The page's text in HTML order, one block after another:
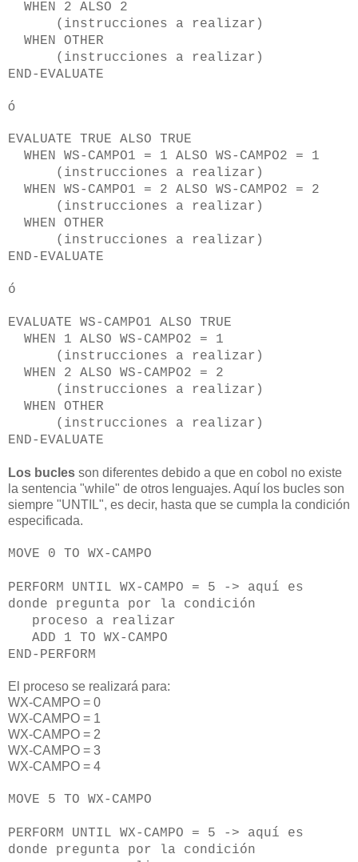
WHEN 2 ALSO 2
(instrucciones a realizar)
WHEN OTHER
(instrucciones a realizar)
END-EVALUATE
ó
EVALUATE TRUE ALSO TRUE
WHEN WS-CAMPO1 = 1 ALSO WS-CAMPO2 = 1
(instrucciones a realizar)
WHEN WS-CAMPO1 = 2 ALSO WS-CAMPO2 = 2
(instrucciones a realizar)
WHEN OTHER
(instrucciones a realizar)
END-EVALUATE
ó
EVALUATE WS-CAMPO1 ALSO TRUE
WHEN 1 ALSO WS-CAMPO2 = 1
(instrucciones a realizar)
WHEN 2 ALSO WS-CAMPO2 = 2
(instrucciones a realizar)
WHEN OTHER
(instrucciones a realizar)
END-EVALUATE
Los bucles son diferentes debido a que en cobol no existe
la sentencia "while" de otros lenguajes. Aquí los bucles son
siempre "UNTIL", es decir, hasta que se cumpla la condición
especificada.
MOVE 0 TO WX-CAMPO
PERFORM UNTIL WX-CAMPO = 5 -> aquí es
donde pregunta por la condición
proceso a realizar
ADD 1 TO WX-CAMPO
END-PERFORM
El proceso se realizará para:
WX-CAMPO = 0
WX-CAMPO = 1
WX-CAMPO = 2
WX-CAMPO = 3
WX-CAMPO = 4
MOVE 5 TO WX-CAMPO
PERFORM UNTIL WX-CAMPO = 5 -> aquí es
donde pregunta por la condición